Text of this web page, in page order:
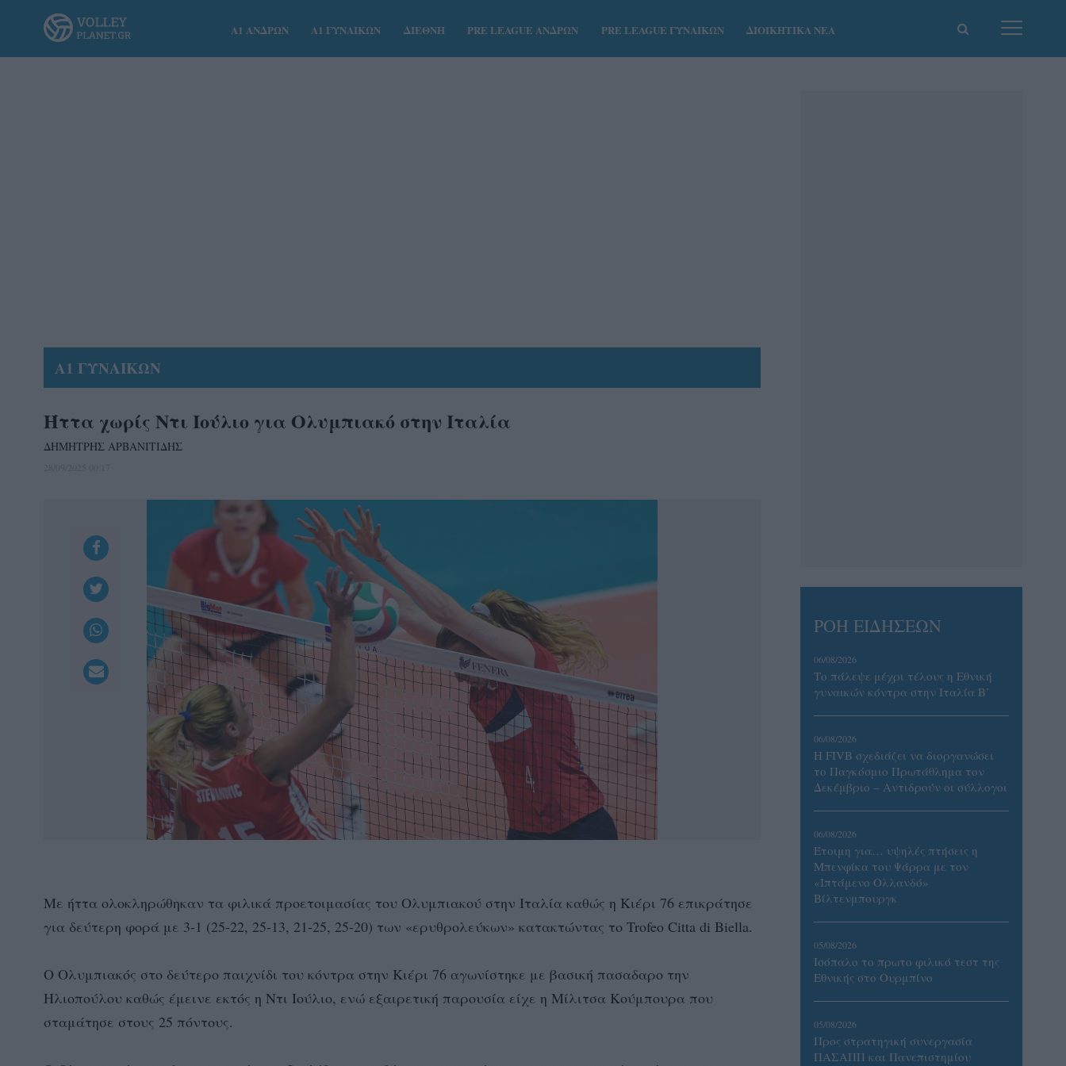
Α1 ΑΝΔΡΩΝ Α1 ΓΥΝΑΙΚΩΝ ΔΙΕΘΝΗ PRE LEAGUE ΑΝΔΡΩΝ PRE LEAGUE ΓΥΝΑΙΚΩΝ ΔΙΟΙΚΗΤΙΚΑ ΝΕΑ
Α1 ΓΥΝΑΙΚΩΝ
Ήττα χωρίς Ντι Ιούλιο για Ολυμπιακό στην Ιταλία
ΔΗΜΗΤΡΗΣ ΑΡΒΑΝΙΤΙΔΗΣ
Με ήττα ολοκληρώθηκαν τα φιλικά προετοιμασίας του Ολυμπιακού στην Ιταλία καθώς η Κιέρι 76 επικράτησε
για δεύτερη φορά με 3-1 (25-22, 25-13, 21-25, 25-20) των «ερυθρολεύκων» κατακτώντας το Trofeo Citta di Biella.
Ο Ολυμπιακός στο δεύτερο παιχνίδι του κόντρα στην Κιέρι 76 αγωνίστηκε με βασική πασαδαρο την
Ηλιοπούλου καθώς έμεινε εκτός η Ντι Ιούλιο, ενώ εξαιρετική παρουσία είχε η Μίλιτσα Κούμπουρα που
σταμάτησε στους 25 πόντους.
ΡΟΗ ΕΙΔΗΣΕΩΝ
06/08/2026
Το πάλεψε μέχρι τέλους η Εθνική
γυναικών κόντρα στην Ιταλία Β’
06/08/2026
Η FIVB σχεδιάζει να διοργανώσει
το Παγκόσμιο Πρωτάθλημα τον
Δεκέμβριο – Αντιδρούν οι σύλλογοι
06/08/2026
Έτοιμη για… υψηλές πτήσεις η
Μπενφίκα του Ψάρρα με τον
«Ιπτάμενο Ολλανδό»
Βίλτενμπουργκ
05/08/2026
Ισόπαλο το πρωτο φιλικό τεστ της
Εθνικής στο Ουρμπίνο
05/08/2026
Προς στρατηγική συνεργασία
ΠΑΣΑΠΠ και Πανεπιστημίου